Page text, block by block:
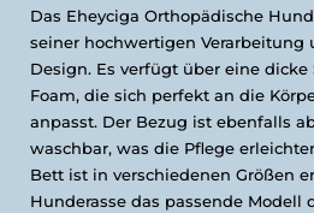
Das Eheyciga Orthopädische
seiner hochwertigen Verarbeitung
Design. Es verfügt über eine dicke
Foam, die sich perfekt an die
anpasst. Der Bezug ist ebenfalls
waschbar, was die Pflege
Bett ist in verschiedenen Größen
Hunderasse das passende Modell